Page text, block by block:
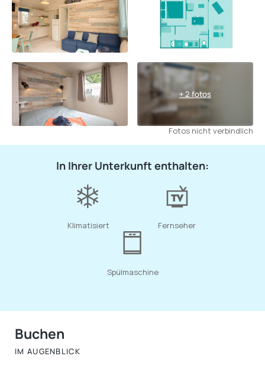
+ 2 fotos
Fotos nicht verbindlich
In Ihrer Unterkunft enthalten:
Klimatisiert Fernseher
Spülmaschine
Buchen
IM AUGENBLICK